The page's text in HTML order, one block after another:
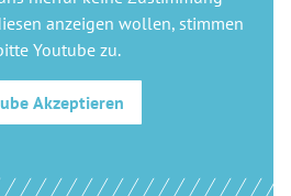
anzeigen wollen, stimmen
Youtube zu.
Akzeptieren